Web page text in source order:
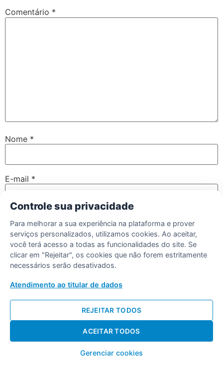
Comentário *
Nome *
E-mail *
Site
Salvar meus dados neste navegador para a próxima vez
Desenvolvido por Diogo Soares
Controle sua privacidade
Para melhorar a sua experiência na plataforma e prover
serviços personalizados, utilizamos cookies. Ao aceitar,
você terá acesso a todas as funcionalidades do site. Se
clicar em "Rejeitar", os cookies que não forem estritamente
necessários serão desativados.
Atendimento ao titular de dados
Gerenciar cookies
REJEITAR TODOS
ACEITAR TODOS